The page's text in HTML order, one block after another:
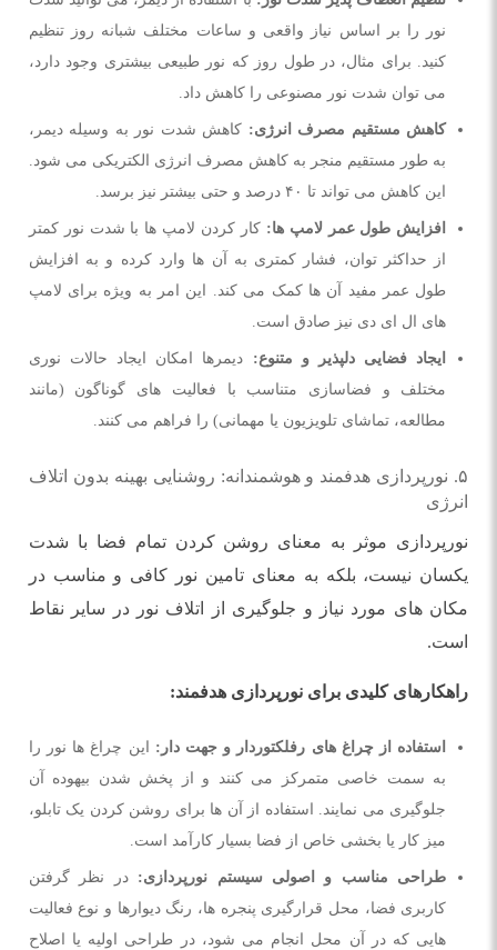
نور را بر اساس نیاز واقعی و ساعات مختلف شبانه روز تنظیم
کنید. برای مثال، در طول روز که نور طبیعی بیشتری وجود دارد،
می توان شدت نور مصنوعی را کاهش داد.
کاهش مستقیم مصرف انرژی: کاهش شدت نور به وسیله دیمر،
به طور مستقیم منجر به کاهش مصرف انرژی الکتریکی می شود.
این کاهش می تواند تا ۴۰ درصد و حتی بیشتر نیز برسد.
افزایش طول عمر لامپ ها: کار کردن لامپ ها با شدت نور کمتر
از حداکثر توان، فشار کمتری به آن ها وارد کرده و به افزایش
طول عمر مفید آن ها کمک می کند. این امر به ویژه برای لامپ
های ال ای دی نیز صادق است.
ایجاد فضایی دلپذیر و متنوع: دیمرها امکان ایجاد حالات نوری
مختلف و فضاسازی متناسب با فعالیت های گوناگون (مانند
مطالعه، تماشای تلویزیون یا مهمانی) را فراهم می کنند.
۵. نورپردازی هدفمند و هوشمندانه: روشنایی بهینه بدون اتلاف
انرژی
نورپردازی موثر به معنای روشن کردن تمام فضا با شدت
یکسان نیست، بلکه به معنای تامین نور کافی و مناسب در
مکان های مورد نیاز و جلوگیری از اتلاف نور در سایر نقاط
است.
راهکارهای کلیدی برای نورپردازی هدفمند:
استفاده از چراغ های رفلکتوردار و جهت دار: این چراغ ها نور را
به سمت خاصی متمرکز می کنند و از پخش شدن بیهوده آن
جلوگیری می نمایند. استفاده از آن ها برای روشن کردن یک تابلو،
میز کار یا بخشی خاص از فضا بسیار کارآمد است.
طراحی مناسب و اصولی سیستم نورپردازی: در نظر گرفتن
کاربری فضا، محل قرارگیری پنجره ها، رنگ دیوارها و نوع فعالیت
هایی که در آن محل انجام می شود، در طراحی اولیه یا اصلاح